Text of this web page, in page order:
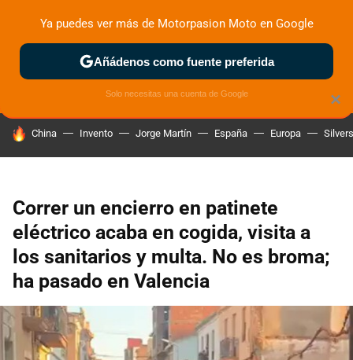
ZONA DE PRUEBAS DEPORTIVAS MOTOS ELÉCTRICAS
HOY SE HABLA DE
China Invento Jorge Martín España Europa
Correr un encierro en patinete
eléctrico acaba en cogida, visita a
los sanitarios y multa. No es broma;
ha pasado en Valencia
×
Ya puedes ver más de Motorpasion Moto en Google
Añádenos como fuente preferida
Solo necesitas una cuenta de Google